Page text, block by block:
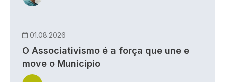
01.08.2026
O Associativismo é a força que une e
move o Município